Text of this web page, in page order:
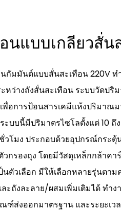
นแบบเกลียวสั่น
กัมมันต์แบบสั่นสะเทือน 220V
หว่างถังสั่นสะเทือน ระบบวัดปริ
พื่อการป้อนสารเคมีแห้งปริมาณ
บบนี้มีปริมาตรไซโลตั้งแต่ 10 ถึ
วโมง ประกอบด้วยอุปกรณ์กระ
วกรองถุง โดยมีวัสดุเหล็กกล้าค
นตัวเลือก มีให้เลือกหลายรุ่นตา
ะถังละลาย/ผสมเพิ่มเติมได้ ทำ
ฑ์ส่งออกมาตรฐาน และระยะเว